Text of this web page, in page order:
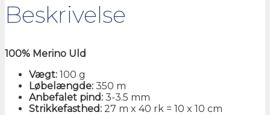
Beskrivelse
100% Merino Uld
Vægt: 100 g
Løbelængde: 350 m
Anbefalet pind: 3-3.5 mm
Strikkefasthed: 27 m x 40 rk = 10 x 10 cm